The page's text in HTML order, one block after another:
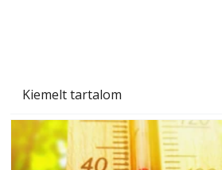
Kiemelt tartalom